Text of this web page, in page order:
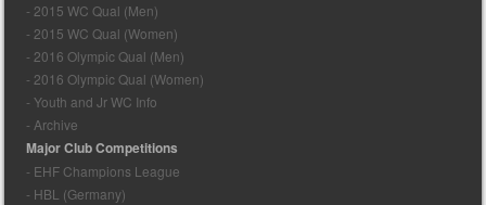
- 2015 WC Qual (Men)
- 2015 WC Qual (Women)
- 2016 Olympic Qual (Men)
- 2016 Olympic Qual (Women)
- Youth and Jr WC Info
- Archive
Major Club Competitions
- EHF Champions League
- HBL (Germany)